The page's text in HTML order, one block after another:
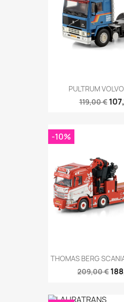
PULTRUM
119,00 €
THOMAS BERG
209,00 €
-10%